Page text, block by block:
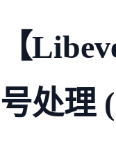
【
号处理